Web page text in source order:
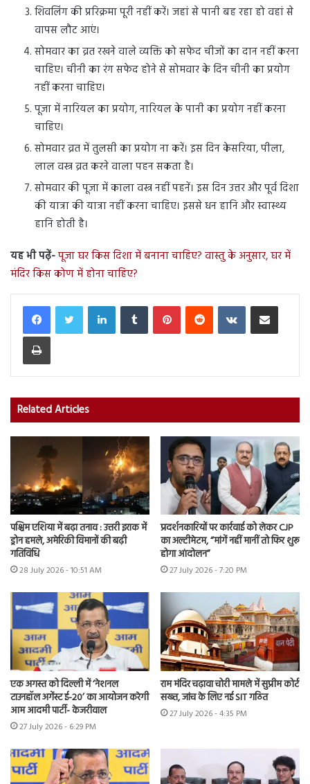
शिवलिंग की प्ररिक्रमा पूरी नहीं करें। जहां से पानी बह रहा हो वहां से
वापस लौट आएं।
सोमवार का व्रत रखने वाले व्यक्ति को सफेद चीजों का दान नहीं करना
चाहिए। चीनी का रंग सफेद होने से सोमवार के दिन चीनी का प्रयोग
नहीं करना चाहिए।
पूजा में नारियल का प्रयोग, नारियल के पानी का प्रयोग नहीं करना
चाहिए।
सोमवार व्रत में तुलसी का प्रयोग ना करें। इस दिन केसरिया, पीला,
लाल वस्त्र व्रत करने वाला पहन सकता है।
सोमवार की पूजा में काला वस्त्र नहीं पहनें। इस दिन उत्तर और पूर्व दिशा
की यात्रा की यात्रा नहीं करना चाहिए। इससे धन हानि और स्वास्थ्य
हानि होती है।
यह भी पढ़ें-पूजा घर किस दिशा में बनाना चाहिए? वास्तु के अनुसार, घर में
मंदिर किस कोण में होना चाहिए?
LinkedInTumblr PinterestReddit VKontakteShare via Email
Print
Related Articles
पश्चिम एशिया में बढ़ा तनाव : उत्तरी इराक में
ड्रोन हमले, अमेरिकी विमानों की बढ़ी
गतिविधि
28 July 2026 - 10:51 AM
प्रदर्शनकारियों पर कार्रवाई को लेकर CJP
का अल्टीमेटम, “मांगें नहीं मानीं तो फिर शुरू
होगा आंदोलन”
27 July 2026 - 7:20 PM
एक अगस्त को दिल्ली में ‘नेशनल
टाउनहॉल अगेंस्ट ई-20’ का आयोजन करेगी
आम आदमी पार्टी- केजरीवाल
27 July 2026 - 6:29 PM
राम मंदिर चढ़ावा चोरी मामले में सुप्रीम कोर्ट
सख्त, जांच के लिए नई SIT गठित
27 July 2026 - 4:35 PM